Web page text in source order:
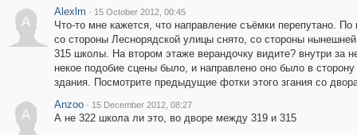
A
Alexlm · 15 October 2012, 00:45
Что-то мне кажется, что направление съёмки перепутано. По
со стороны Леснорядской улицы снято, со стороны
315 школы. На втором этаже верандочку видите? внутри за
некое подобие сцены было, и направлено оно было в сторону
здания. Посмотрите предыдущие фотки этого згания со
A
Anzoo · 15 December 2012, 08:27
А не 322 школа ли это, во дворе между 319 и 315